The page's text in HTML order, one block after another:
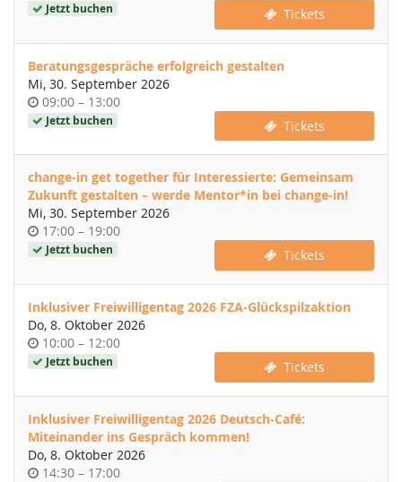
Jetzt buchen Tickets
Beratungsgespräche erfolgreich gestalten
Mi, 30. September 2026
Uhrzeit
09:00 –bis
13:00
Jetzt buchen Tickets
change-in get together für Interessierte: Gemeinsam
Zukunft gestalten – werde Mentor*in bei change-in!
Mi, 30. September 2026
Uhrzeit
17:00 –bis
19:00
Jetzt buchen Tickets
Inklusiver Freiwilligentag 2026 FZA-Glückspilzaktion
Do, 8. Oktober 2026
Uhrzeit
10:00 –bis
12:00
Jetzt buchen Tickets
Inklusiver Freiwilligentag 2026 Deutsch-Café:
Miteinander ins Gespräch kommen!
Do, 8. Oktober 2026
Uhrzeit
14:30 –bis
17:00